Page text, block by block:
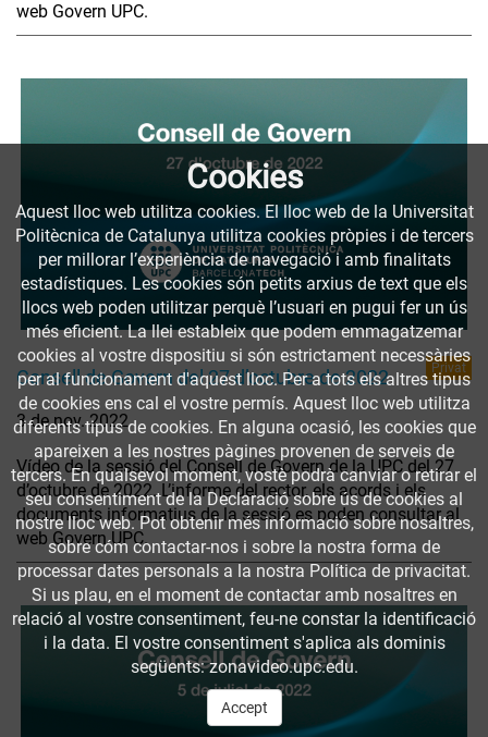
web Govern UPC.
Consell de Govern del 27 d’octubre de 2022 Privat
3 de nov. 2022
Vídeo de la sessió del Consell de Govern de la UPC del 27
d’octubre de 2022. L’informe del rector, els acords i els
documents informatius de la sessió es poden consultar al
web Govern UPC.
Cookies
Aquest lloc web utilitza cookies. El lloc web de la Universitat
Politècnica de Catalunya utilitza cookies pròpies i de tercers
per millorar l’experiència de navegació i amb finalitats
estadístiques. Les cookies són petits arxius de text que els
llocs web poden utilitzar perquè l’usuari en pugui fer un ús
més eficient. La llei estableix que podem emmagatzemar
cookies al vostre dispositiu si són estrictament necessàries
per al funcionament d'aquest lloc. Per a tots els altres tipus
de cookies ens cal el vostre permís. Aquest lloc web utilitza
diferents tipus de cookies. En alguna ocasió, les cookies que
apareixen a les nostres pàgines provenen de serveis de
tercers. En qualsevol moment, vostè podrà canviar o retirar el
seu consentiment de la Declaració sobre ús de cookies al
nostre lloc web. Pot obtenir més informació sobre nosaltres,
sobre cóm contactar-nos i sobre la nostra forma de
processar dates personals a la nostra Política de privacitat.
Si us plau, en el moment de contactar amb nosaltres en
relació al vostre consentiment, feu-ne constar la identificació
i la data. El vostre consentiment s'aplica als dominis
següents: zonavideo.upc.edu.
Accept